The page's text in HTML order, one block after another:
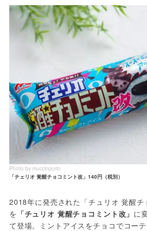
Photo by muccinpurin
「チェリオ 覚醒チョコミント改」140円（税別）
2018年に発売された「チュリオ 覚醒チ
を 「チュリオ 覚醒チョコミント改」 に
て登場。ミントアイスをチョコでコー